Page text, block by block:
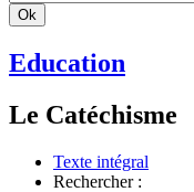
Education
Le Catéchisme
Texte intégral
Rechercher :